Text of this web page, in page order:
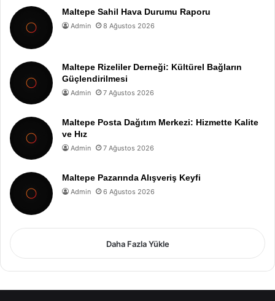
Maltepe Sahil Hava Durumu Raporu
Admin 8 Ağustos 2026
Maltepe Rizeliler Derneği: Kültürel Bağların
Güçlendirilmesi
Admin 7 Ağustos 2026
Maltepe Posta Dağıtım Merkezi: Hizmette Kalite
ve Hız
Admin 7 Ağustos 2026
Maltepe Pazarında Alışveriş Keyfi
Admin 6 Ağustos 2026
Daha Fazla Yükle